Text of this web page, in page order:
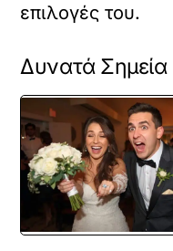
επιλογές του.
Δυνατά Σημεία